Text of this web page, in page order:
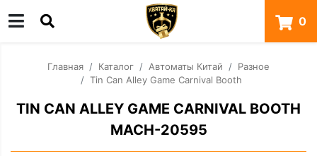
0
Главная Каталог Автоматы Китай
Разное
Tin Can Alley Game Carnival Booth
TIN CAN ALLEY GAME CARNIVAL BOOTH
MACH-20595